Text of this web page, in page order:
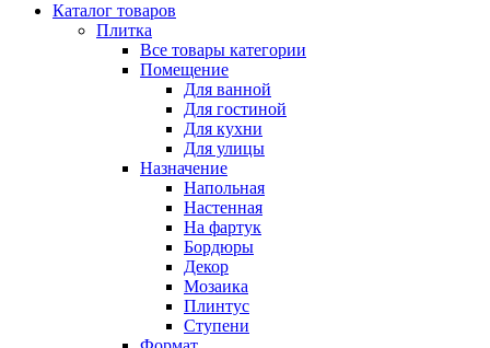
Каталог товаров
Плитка
Все товары категории
Помещение
Для ванной
Для гостиной
Для кухни
Для улицы
Назначение
Напольная
Настенная
На фартук
Бордюры
Декор
Мозаика
Плинтус
Ступени